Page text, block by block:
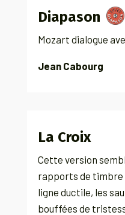
Diapason
Mozart dialogue
Jean Cabourg
La Croix
Cette version
rapports de timbre
ligne ductile, les
bouffées de